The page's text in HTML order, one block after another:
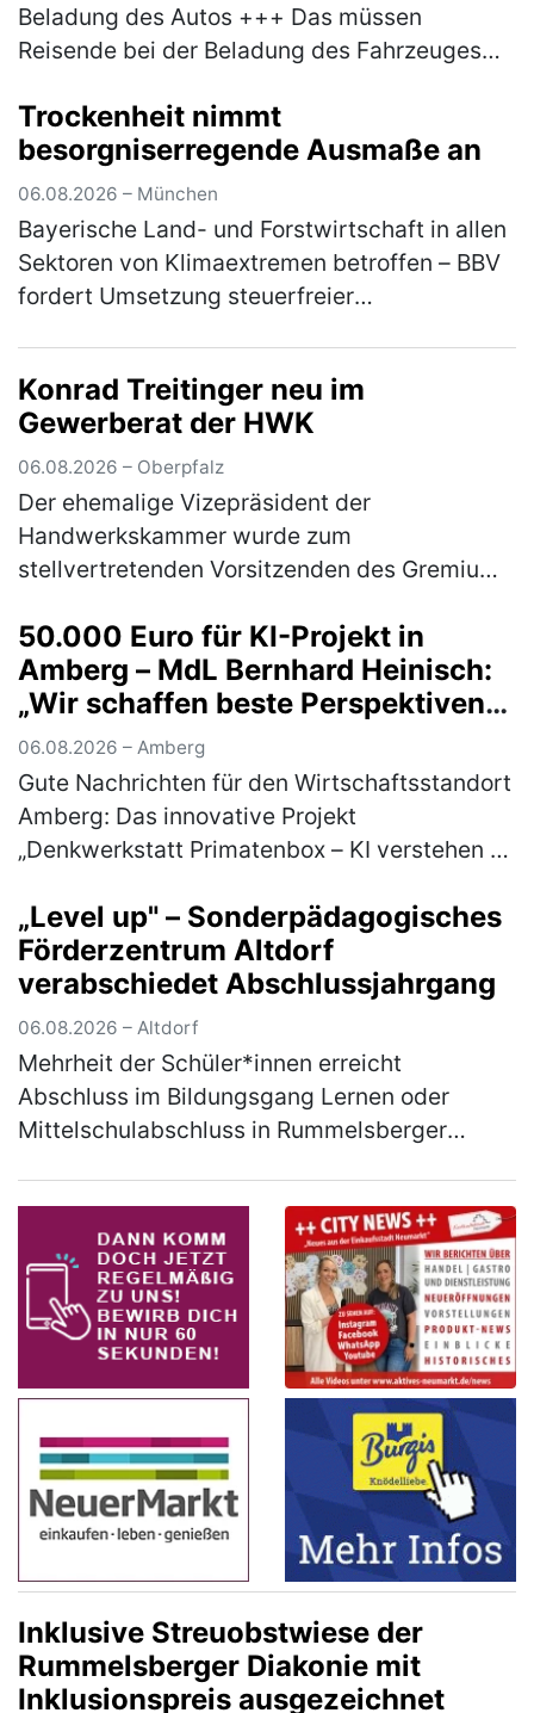
Beladung des Autos +++ Das müssen
Reisende bei der Beladung des Fahrzeuges
bei Missachtung der Vorgaben +++ Sch…
(mehr)
Trockenheit nimmt
besorgniserregende Ausmaße an
06.08.2026 – München
Bayerische Land- und Forstwirtschaft in allen
Sektoren von Klimaextremen betroffen – BBV
fordert Umsetzung steuerfreier
und Hi…(mehr)
Konrad Treitinger neu im
Gewerberat der HWK
06.08.2026 – Oberpfalz
Der ehemalige Vizepräsident der
Handwerkskammer wurde zum
stellvertretenden Vorsitzenden des Gremiums
Mitgliederversammlung des Gewerberates
des ostbayerischen Handwerks wählten …
(mehr)
50.000 Euro für KI-Projekt in
Amberg – MdL Bernhard Heinisch:
„Wir schaffen beste Perspektiven
für Unternehmen und Start-ups in
unserer Region
06.08.2026 – Amberg
Gute Nachrichten für den Wirtschaftsstandort
Amberg: Das innovative Projekt
„Denkwerkstatt Primatenbox – KI verstehen &
wird mit 50.000 Euro aus den Mitteln d…
(mehr)
„Level up" – Sonderpädagogisches
Förderzentrum Altdorf
verabschiedet Abschlussjahrgang
06.08.2026 – Altdorf
Mehrheit der Schüler*innen erreicht
Abschluss im Bildungsgang Lernen oder
Mittelschulabschluss in Rummelsberger
Berufsleben" f…(mehr)
Inklusive Streuobstwiese der
Rummelsberger Diakonie mit
Inklusionspreis ausgezeichnet